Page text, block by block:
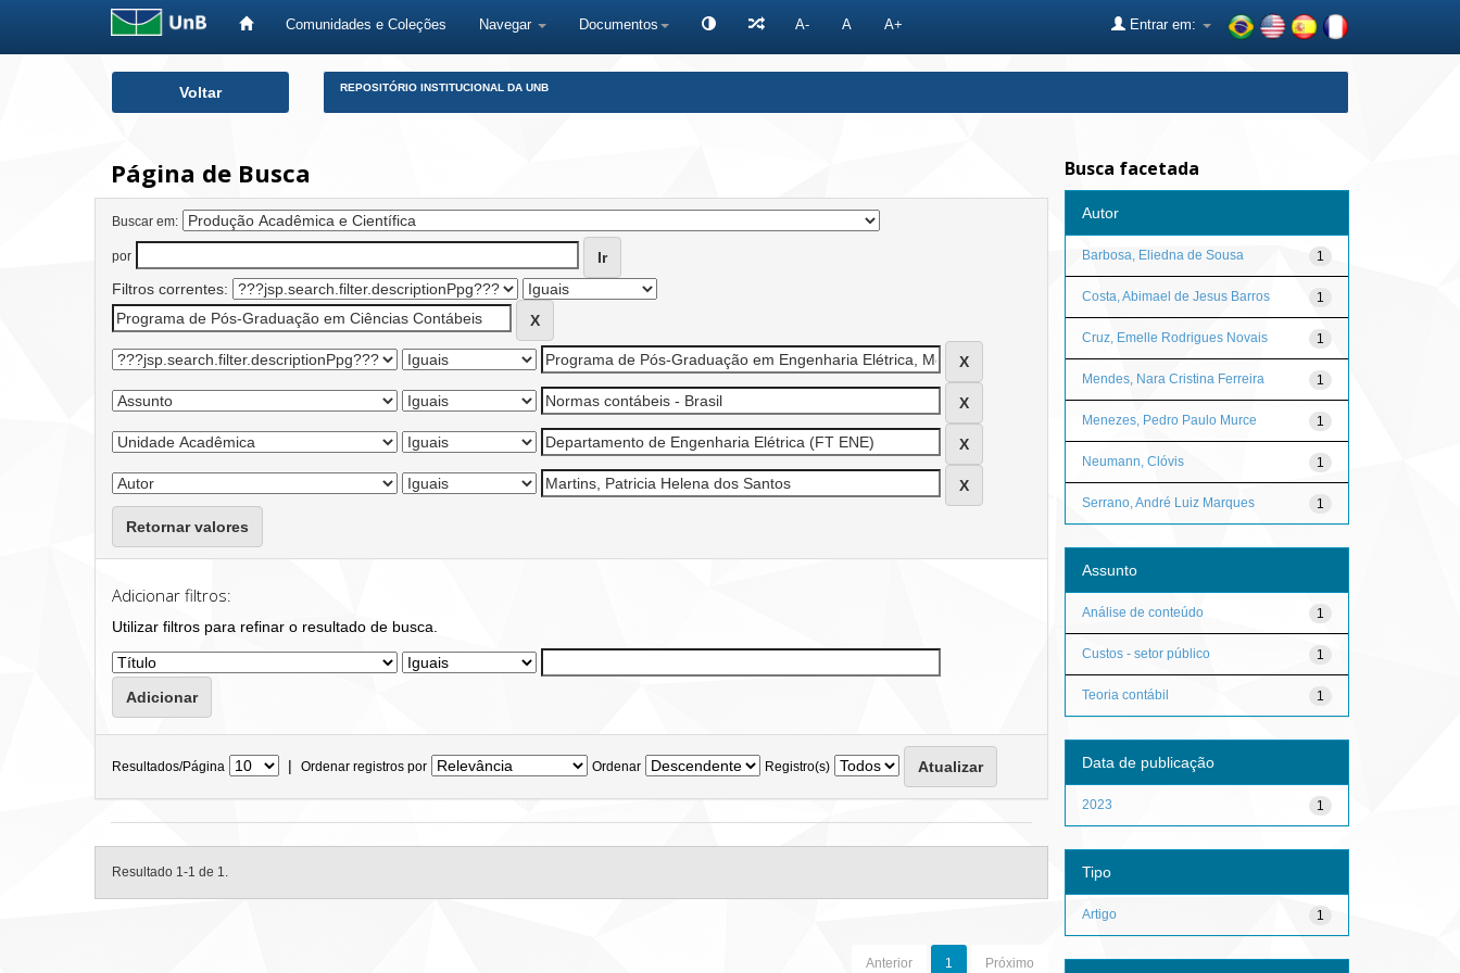
Comunidades e Coleções Navegar Documentos A- A A+ Entrar em:
Voltar REPOSITÓRIO INSTITUCIONAL DA UNB
Página de Busca
Buscar em:
por
Filtros correntes:
Retornar valores
Adicionar filtros:
Utilizar filtros para refinar o resultado de busca.
Resultados/Página | Ordenar registros por Ordenar Registro(s)
Resultado 1-1 de 1.
Anterior 1 Próximo
Busca facetada
Autor
1
Barbosa, Eliedna de Sousa
1
Costa, Abimael de Jesus Barros
1
Cruz, Emelle Rodrigues Novais
1
Mendes, Nara Cristina Ferreira
1
Menezes, Pedro Paulo Murce
1
Neumann, Clóvis
1
Serrano, André Luiz Marques
Assunto
1
Análise de conteúdo
1
Custos - setor público
1
Teoria contábil
Data de publicação
1
2023
Tipo
1
Artigo